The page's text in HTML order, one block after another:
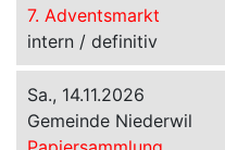
7. Adventsmarkt
intern / definitiv
Sa., 14.11.2026
Gemeinde Niederwil